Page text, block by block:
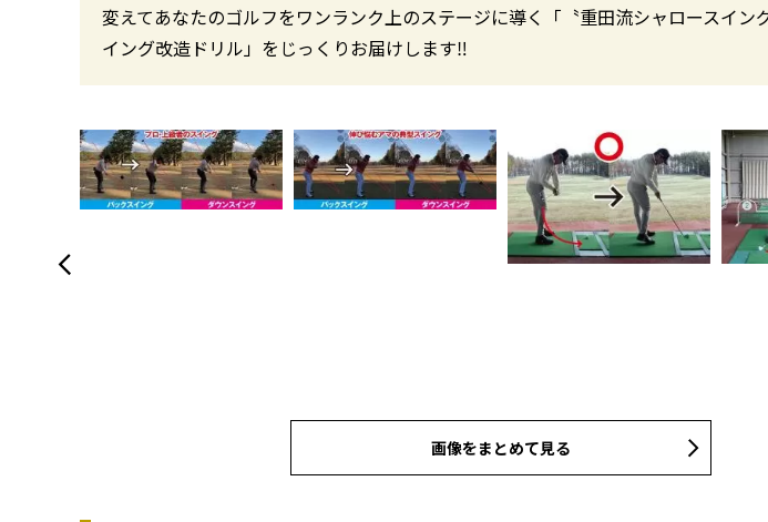
変えてあなたのゴルフをワンランク上のステージに導く「〝重田流シャロースイン
イング改造ドリル」をじっくりお届けします‼︎
画像をまとめて見る